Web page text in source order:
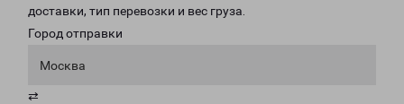
доставки, тип перевозки и вес груза.
Город отправки
Москва
⇄